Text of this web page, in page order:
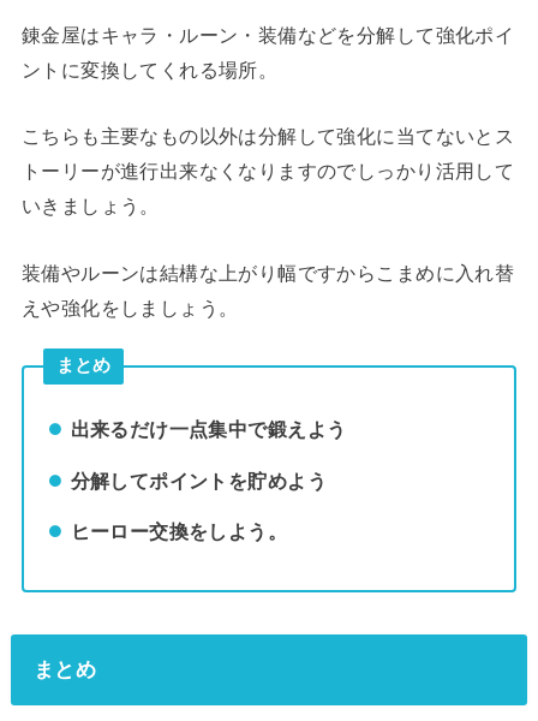
錬金屋はキャラ・ルーン・装備などを分解して強化ポイ
ントに変換してくれる場所。
こちらも主要なもの以外は分解して強化に当てないとス
トーリーが進行出来なくなりますのでしっかり活用して
いきましょう。
装備やルーンは結構な上がり幅ですからこまめに入れ替
えや強化をしましょう。
まとめ
出来るだけ一点集中で鍛えよう
分解してポイントを貯めよう
ヒーロー交換をしよう。
まとめ